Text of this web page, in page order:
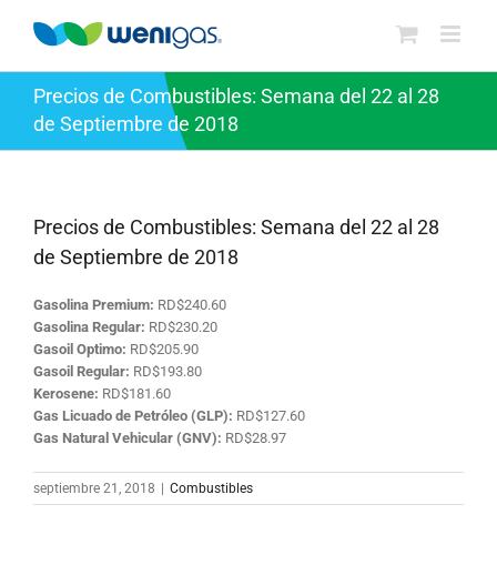
Precios de Combustibles: Semana del 22 al 28
de Septiembre de 2018
Precios de Combustibles: Semana del 22 al 28
de Septiembre de 2018
Gasolina Premium: RD$240.60
Gasolina Regular: RD$230.20
Gasoil Optimo: RD$205.90
Gasoil Regular: RD$193.80
Kerosene: RD$181.60
Gas Licuado de Petróleo (GLP): RD$127.60
Gas Natural Vehicular (GNV): RD$28.97
septiembre 21, 2018 | Combustibles